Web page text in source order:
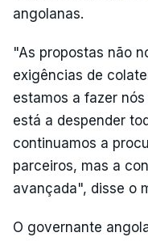
angolanas.
"As propostas não
exigências de
estamos a fazer
está a despender
continuamos a
parceiros, mas a
avançada", disse o
O governante